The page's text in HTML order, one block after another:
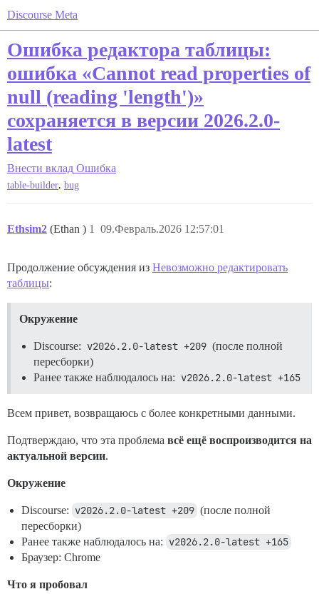
Discourse Meta
Ошибка редактора таблицы:
ошибка «Cannot read properties of
null (reading 'length')»
сохраняется в версии 2026.2.0-
latest
Внести вклад Ошибка
table-builder, bug
Ethsim2 (Ethan ) 09.Февраль.2026 12:57:01
1
Продолжение обсуждения из Невозможно редактировать
таблицы:
Окружение
Discourse: v2026.2.0-latest +209 (после полной
пересборки)
Ранее также наблюдалось на: v2026.2.0-latest +165
Всем привет, возвращаюсь с более конкретными данными.
Подтверждаю, что эта проблема всё ещё воспроизводится на
актуальной версии.
Окружение
Discourse: v2026.2.0-latest +209 (после полной
пересборки)
Ранее также наблюдалось на: v2026.2.0-latest +165
Браузер: Chrome
Что я пробовал